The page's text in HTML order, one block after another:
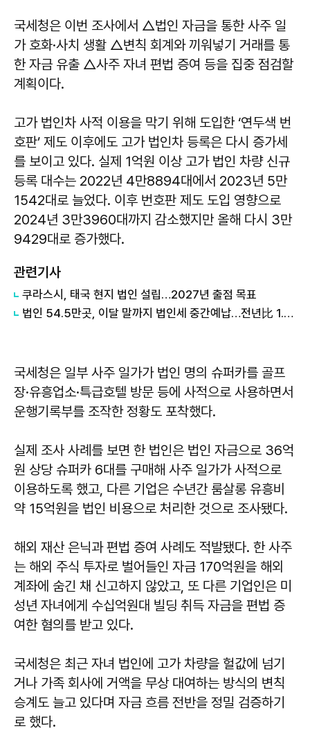
국세청은 이번 조사에서 △법인 자금을 통한 사주 일
가 호화·사치 생활 △변칙 회계와 끼워넣기 거래를 통
한 자금 유출 △사주 자녀 편법 증여 등을 집중 점검할
계획이다.
고가 법인차 사적 이용을 막기 위해 도입한 ‘연두색 번
호판’ 제도 이후에도 고가 법인차 등록은 다시 증가세
를 보이고 있다. 실제 1억원 이상 고가 법인 차량 신규
등록 대수는 2022년 4만8894대에서 2023년 5만
1542대로 늘었다. 이후 번호판 제도 도입 영향으로
2024년 3만3960대까지 감소했지만 올해 다시 3만
9429대로 증가했다.
관련기사
쿠라스시, 태국 현지 법인 설립…2027년 출점 목표
법인 54.5만곳, 이달 말까지 법인세 중간예납…전년比 1.7만곳↑
국세청은 일부 사주 일가가 법인 명의 슈퍼카를 골프
장·유흥업소·특급호텔 방문 등에 사적으로 사용하면서
운행기록부를 조작한 정황도 포착했다.
실제 조사 사례를 보면 한 법인은 법인 자금으로 36억
원 상당 슈퍼카 6대를 구매해 사주 일가가 사적으로
이용하도록 했고, 다른 기업은 수년간 룸살롱 유흥비
약 15억원을 법인 비용으로 처리한 것으로 조사됐다.
해외 재산 은닉과 편법 증여 사례도 적발됐다. 한 사주
는 해외 주식 투자로 벌어들인 자금 170억원을 해외
계좌에 숨긴 채 신고하지 않았고, 또 다른 기업인은 미
성년 자녀에게 수십억원대 빌딩 취득 자금을 편법 증
여한 혐의를 받고 있다.
국세청은 최근 자녀 법인에 고가 차량을 헐값에 넘기
거나 가족 회사에 거액을 무상 대여하는 방식의 변칙
승계도 늘고 있다며 자금 흐름 전반을 정밀 검증하기
로 했다.